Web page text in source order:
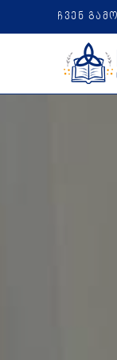
ჩვენ